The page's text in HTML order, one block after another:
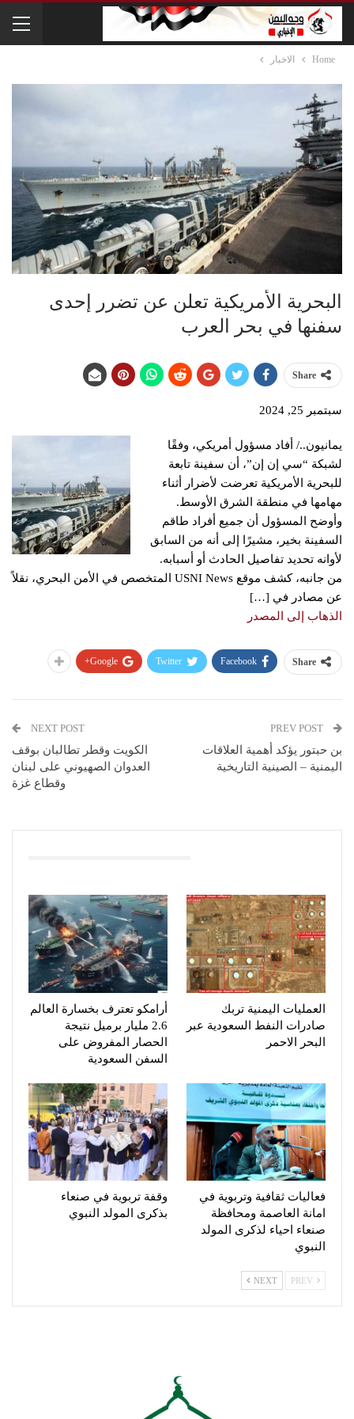
Home الاخبار
البحرية الأمريكية تعلن عن تضرر إحدى
سفنها في بحر العرب
Share
سبتمبر 25, 2024
يمانيون../ أفاد مسؤول أمريكي، وفقًا
لشبكة “سي إن إن”، أن سفينة تابعة
للبحرية الأمريكية تعرضت لأضرار أثناء
مهامها في منطقة الشرق الأوسط.
وأوضح المسؤول أن جميع أفراد طاقم
السفينة بخير، مشيرًا إلى أنه من السابق
لأوانه تحديد تفاصيل الحادث أو أسبابه.
من جانبه، كشف موقع USNI News المتخصص في الأمن البحري، نقلاً
عن مصادر في […]
الذهاب إلى المصدر
Share
Facebook
Twitter
Google+
بن حبتور يؤكد أهمية العلاقات
اليمنية – الصينية التاريخية
NEXT POST
الكويت وقطر تطالبان بوقف
العدوان الصهيوني على لبنان
وقطاع غزة
العمليات اليمنية تربك
صادرات النفط السعودية عبر
البحر الاحمر
أرامكو تعترف بخسارة العالم
2.6 مليار برميل نتيجة
الحصار المفروض على
السفن السعودية
فعاليات ثقافية وتربوية في
امانة العاصمة ومحافظة
صنعاء احياء لذكرى المولد
النبوي
وقفة تربوية في صنعاء
بذكرى المولد النبوي
NEXT